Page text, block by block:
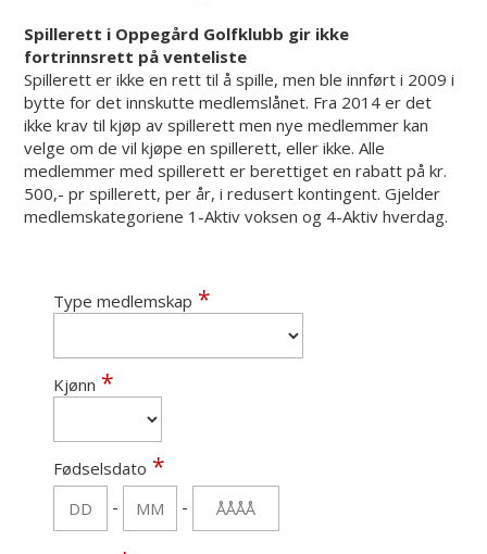
Spillerett i Oppegård Golfklubb gir ikke
fortrinnsrett på venteliste
Spillerett er ikke en rett til å spille, men ble innført i 2009 i
bytte for det innskutte medlemslånet. Fra 2014 er det
ikke krav til kjøp av spillerett men nye medlemmer kan
velge om de vil kjøpe en spillerett, eller ikke. Alle
medlemmer med spillerett er berettiget en rabatt på kr.
500,- pr spillerett, per år, i redusert kontingent. Gjelder
medlemskategoriene 1-Aktiv voksen og 4-Aktiv hverdag.
Type medlemskap
Kjønn
Fødselsdato
-
-